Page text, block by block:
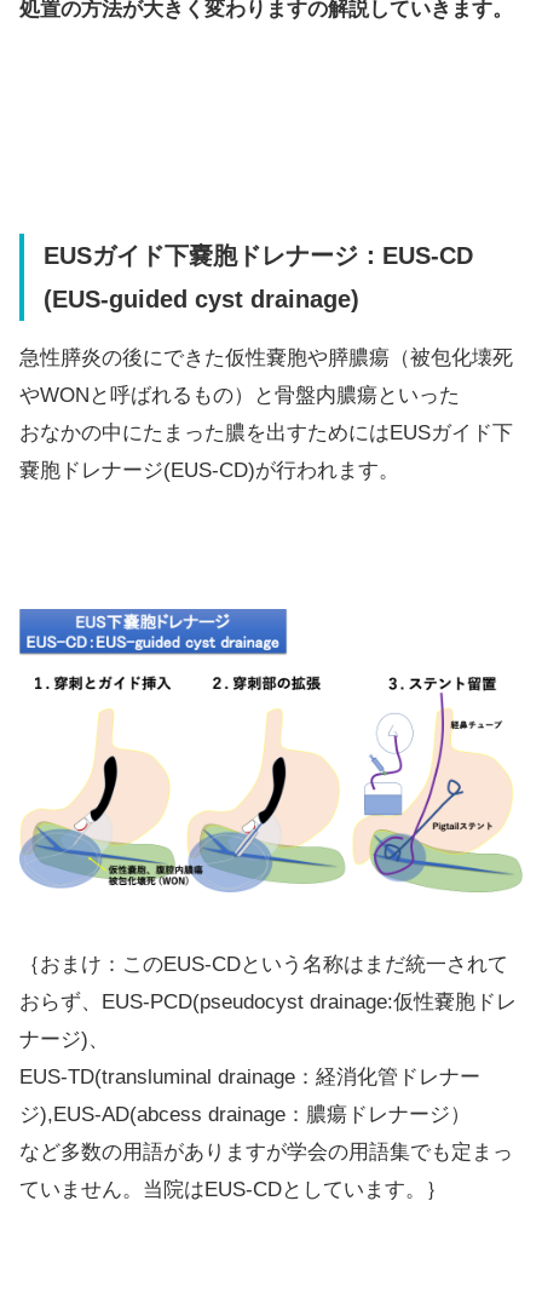
処置の方法が大きく変わりますの解説していきます。
EUSガイド下嚢胞ドレナージ：EUS-CD
(EUS-guided cyst drainage)
急性膵炎の後にできた仮性嚢胞や膵膿瘍（被包化壊死
やWONと呼ばれるもの）と骨盤内膿瘍といった
おなかの中にたまった膿を出すためにはEUSガイド下
嚢胞ドレナージ(EUS-CD)が行われます。
｛おまけ：このEUS-CDという名称はまだ統一されて
おらず、EUS-PCD(pseudocyst drainage:仮性嚢胞ドレ
ナージ)、
EUS-TD(transluminal drainage：経消化管ドレナー
ジ),EUS-AD(abcess drainage：膿瘍ドレナージ）
など多数の用語がありますが学会の用語集でも定まっ
ていません。当院はEUS-CDとしています。｝